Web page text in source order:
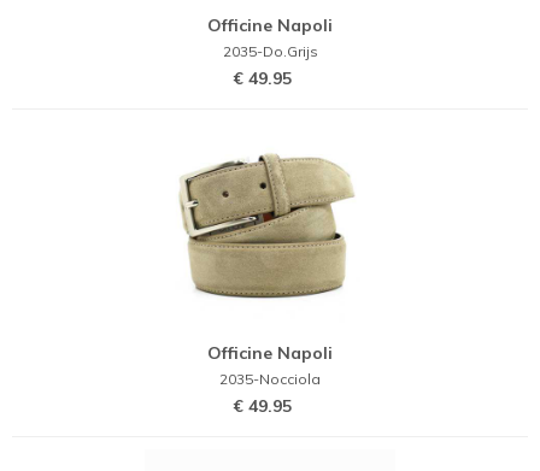
Officine Napoli
2035-Do.Grijs
€ 49.95
Officine Napoli
2035-Nocciola
€ 49.95